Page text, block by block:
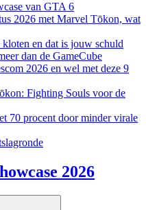
van GTA 6
2026 met Marvel Tōkon, wat
en dat is jouw schuld
dan de GameCube
2026 en wel met deze 9
Fighting Souls voor de
70 procent door minder virale
2026